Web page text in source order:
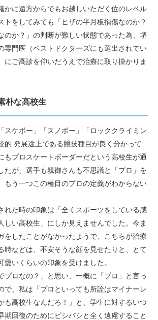
かに遠方からでもお越しいただく位のレベル
トをしてみても「ヒザの半月板損傷なのか？
のか？」の判断が難しい状態であった為、堺
専門医（ベストドクターズにも選出されてい
にご高診を仰いだうえで治療に取り掛かりま
朴な高校生
スケボー」「スノボー」「ロッククライミン
的 発展途上である競技種目が良く分かって
もプロスケートボーダーだという高校生が通
たが、選手も親御さんも不思議と「プロ」を
もう一つこの種目のプロの定義がわからない
れた時の印象は「全くスポーツをしている感
しい高校生」にしか見えませんでした。今ま
をしたことがなかったようで、こちらが治療
時などは、不安そうな顔を見せたりと、とて
愛いくらいの印象を受けました。
プロなの？」と思い、一概に「プロ」と言っ
で、私は「プロといっても所詮はマイナーレ
も高校生なんだろ！」と、学生に対するいつ
期回復のためにビシバシと全く遠慮すること